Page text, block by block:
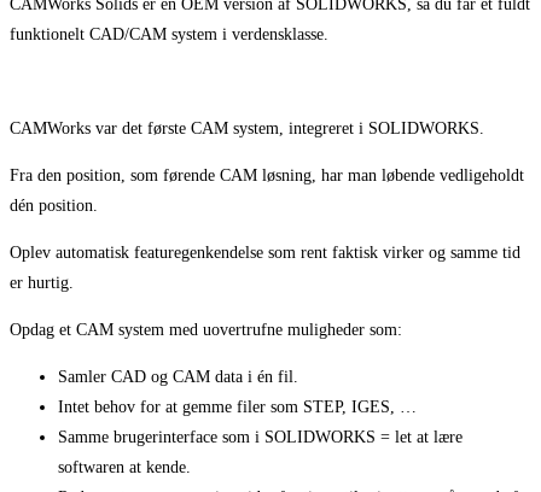
CAMWorks Solids er en OEM version af SOLIDWORKS, så du får et fuldt
funktionelt CAD/CAM system i verdensklasse.
CAMWorks var det første CAM system, integreret i SOLIDWORKS.
Fra den position, som førende CAM løsning, har man løbende vedligeholdt
dén position.
Oplev automatisk featuregenkendelse som rent faktisk virker og samme tid
er hurtig.
Opdag et CAM system med uovertrufne muligheder som:
Samler CAD og CAM data i én fil.
Intet behov for at gemme filer som STEP, IGES, …
Samme brugerinterface som i SOLIDWORKS = let at lære
softwaren at kende.